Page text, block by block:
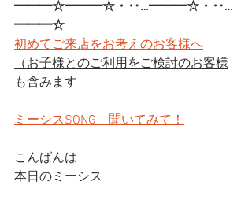
━━━☆━━━☆・‥…━━━☆・‥…
━━━☆
初めてご来店をお考えのお客様へ
（お子様とのご利用をご検討のお客様
も含みます
ミーシスSONG　聞いてみて！
こんばんは
本日のミーシス